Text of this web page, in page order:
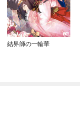
結界師の一輪華